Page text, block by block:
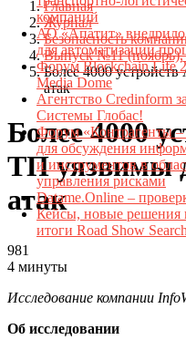
компаний
АО «Апатит»
для автоматизации
Форум Blockchain Life
Media Dome
Агентство Credinform
Системы Глобас!
Форум «Контрагенты –
для обсуждения
и инструментов в
управления рисками
Datame.Online –
Кейсы, новые решения
итоги Road Show
Главная
Журнал
Безопасность
Выпуск №11 (ноябрь),
Более 4000
атак
Более 4000
ТП уязвимы
атак
981
4 минуты
Исследование компании
Об исследовании